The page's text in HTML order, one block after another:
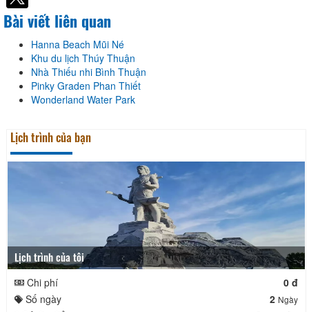
Bài viết liên quan
Hanna Beach Mũi Né
Khu du lịch Thúy Thuận
Nhà Thiếu nhi Bình Thuận
Pinky Graden Phan Thiết
Wonderland Water Park
Lịch trình của bạn
Lịch trình của tôi
Chi phí
0 đ
Số ngày
2 Ngày